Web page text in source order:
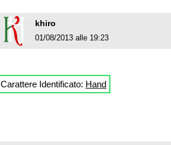
khiro
01/08/2013 alle 19:23
Carattere Identificato: Hand